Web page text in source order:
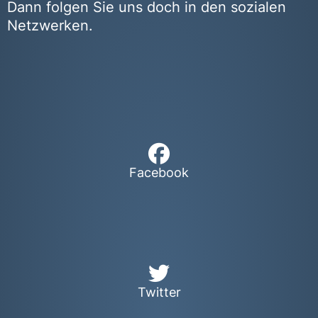
Dann folgen Sie uns doch in den sozialen
Netzwerken.
Facebook
Twitter